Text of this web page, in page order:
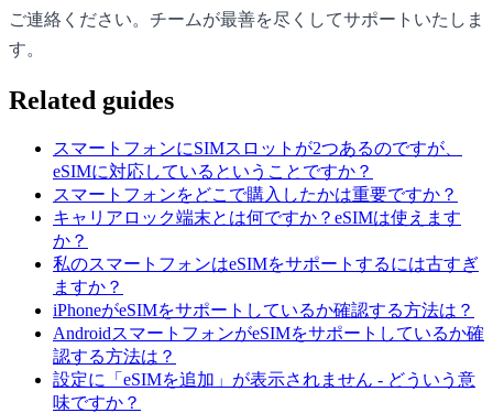
ご連絡ください。チームが最善を尽くしてサポートいたしま
す。
Related guides
スマートフォンにSIMスロットが2つあるのですが、
eSIMに対応しているということですか？
スマートフォンをどこで購入したかは重要ですか？
キャリアロック端末とは何ですか？eSIMは使えます
か？
私のスマートフォンはeSIMをサポートするには古すぎ
ますか？
iPhoneがeSIMをサポートしているか確認する方法は？
AndroidスマートフォンがeSIMをサポートしているか確
認する方法は？
設定に「eSIMを追加」が表示されません - どういう意
味ですか？